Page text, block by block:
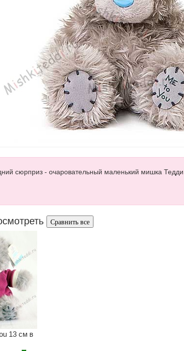
сюрприз - очаровательный маленький мишка
13 см в